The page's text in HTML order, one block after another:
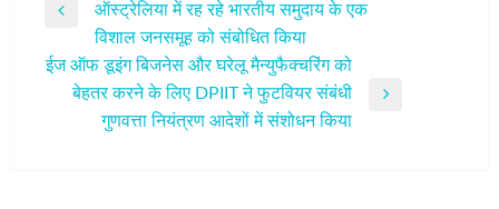
नेविगेशनऑस्ट्रेलिया में रह रहे भारतीय समुदाय के एक
विशाल जनसमूह को संबोधित किया
ईज ऑफ डूइंग बिजनेस और घरेलू मैन्युफैक्चरिंग को
बेहतर करने के लिए DPIIT ने फुटवियर संबंधी
गुणवत्ता नियंत्रण आदेशों में संशोधन किया